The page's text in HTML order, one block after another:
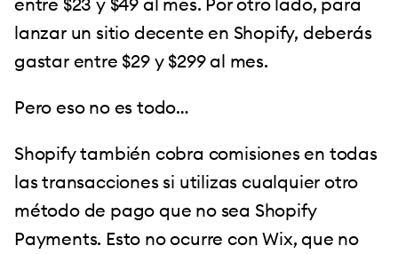
lanzar un sitio decente en Shopify, deberás
gastar entre $29 y $299 al mes.
Pero eso no es todo…
Shopify también cobra comisiones en todas
las transacciones si utilizas cualquier otro
método de pago que no sea Shopify
Payments. Esto no ocurre con Wix, que no